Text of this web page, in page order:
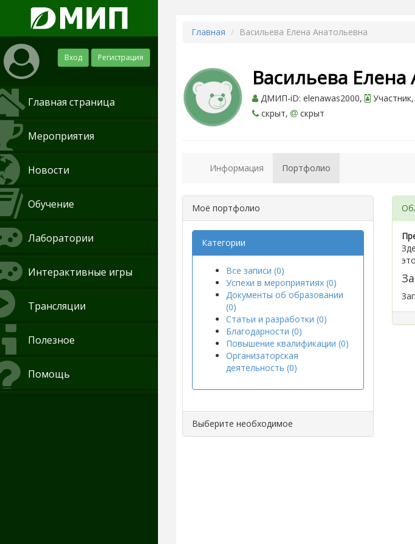
Вход Регистрация
Главная страница
Мероприятия
Новости
Обучение
Лаборатории
Интерактивные игры
Трансляции
Полезное
Помощь
Главная Васильева Елена Анатольевна
Васильева Елена
ДМИП-iD: elenawas2000, Участник,
скрыт,
скрыт
Информация Портфолио
Моё портфолио
Категории
Все записи (0)
Успехи в мероприятиях (0)
Документы об образовании
(0)
Статьи и разработки (0)
Благодарности (0)
Повышение квалификации (0)
Организаторская
деятельность (0)
Выберите необходимое